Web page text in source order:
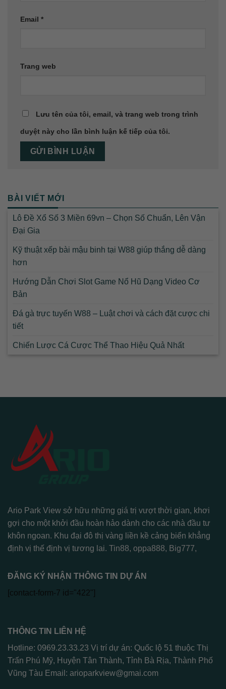
Email *
Trang web
Lưu tên của tôi, email, và trang web trong trình
duyệt này cho lần bình luận kế tiếp của tôi.
BÀI VIẾT MỚI
Lô Đề Xổ Số 3 Miền 69vn – Chọn Số Chuẩn, Lên Vận
Đại Gia
Kỹ thuật xếp bài mậu binh tại W88 giúp thắng dễ dàng
hơn
Hướng Dẫn Chơi Slot Game Nổ Hũ Dạng Video Cơ
Bản
Đá gà trực tuyến W88 – Luật chơi và cách đặt cược chi
tiết
Chiến Lược Cá Cược Thể Thao Hiệu Quả Nhất
Ario Park View sở hữu những giá trị vượt thời gian, khơi
gợi cho một khởi đầu hoàn hảo dành cho các nhà đầu tư
khôn ngoan. Khu đại đô thị vàng liền kề cảng biển khẳng
định vị thế định vị tương lai.
Tin88, oppa888, Big777,
ĐĂNG KÝ NHẬN THÔNG TIN DỰ ÁN
[contact-form-7 id="422"]
THÔNG TIN LIÊN HỆ
Hotline: 0969.23.33.23 Vị trí dự án: Quốc lộ 51 thuộc Thị
Trấn Phú Mỹ, Huyện Tân Thành, Tỉnh Bà Rịa, Thành Phố
Vũng Tàu Email: arioparkview@gmai.com